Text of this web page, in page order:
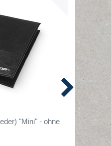
"Mini" - ohne